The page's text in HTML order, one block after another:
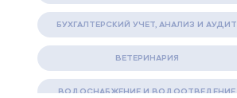
БУХГАЛТЕРСКИЙ УЧЕТ, АНАЛИЗ И АУДИТ
ВЕТЕРИНАРИЯ
ВОДОСНАБЖЕНИЕ И ВОДООТВЕДЕНИЕ